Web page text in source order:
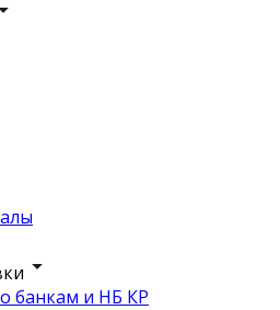
банкам и НБ КР